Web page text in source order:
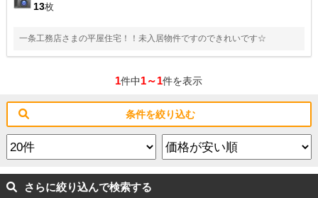
13枚
一条工務店さまの平屋住宅！！未入居物件ですのできれいです☆
1件中1～1件を表示
条件を絞り込む
さらに絞り込んで検索する